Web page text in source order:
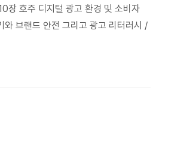
장 호주 디지털 광고 환경 및 소비자
브랜드 안전 그리고 광고 리터러시 /